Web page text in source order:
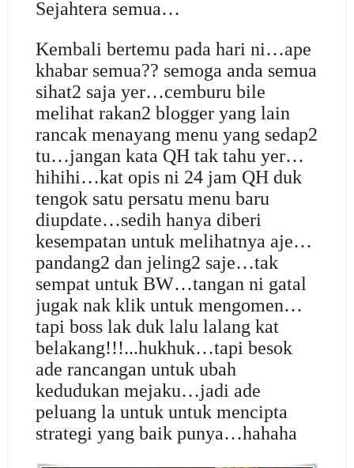
Sejahtera semua…
Kembali bertemu pada hari ni…ape
khabar semua?? semoga anda semua
sihat2 saja yer…cemburu bile
melihat rakan2 blogger yang lain
rancak menayang menu yang sedap2
tu…jangan kata QH tak tahu yer…
hihihi…kat opis ni 24 jam QH duk
tengok satu persatu menu baru
diupdate…sedih hanya diberi
kesempatan untuk melihatnya aje…
pandang2 dan jeling2 saje…tak
sempat untuk BW…tangan ni gatal
jugak nak klik untuk mengomen…
tapi boss lak duk lalu lalang kat
belakang!!!...hukhuk…tapi besok
ade rancangan untuk ubah
kedudukan mejaku…jadi ade
peluang la untuk untuk mencipta
strategi yang baik punya…hahaha